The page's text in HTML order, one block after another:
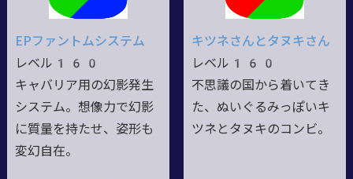
EPファントムシステム
レベル160
キャバリア用の幻影発生
システム。想像力で幻影
に質量を持たせ、姿形も
変幻自在。
キツネさんとタヌキさん
レベル160
不思議の国から着いてき
た、ぬいぐるみっぽいキ
ツネとタヌキのコンビ。